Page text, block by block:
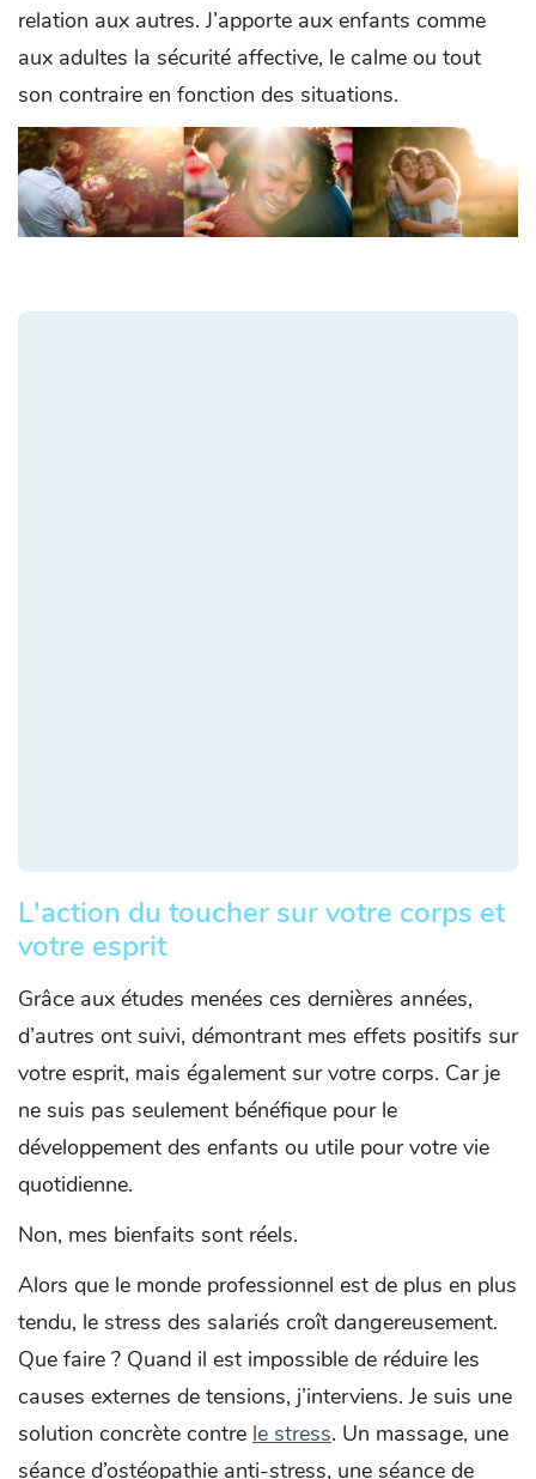
relation aux autres. J’apporte aux enfants comme
aux adultes la sécurité affective, le calme ou tout
son contraire en fonction des situations.
L'action du toucher sur votre corps et
votre esprit
Grâce aux études menées ces dernières années,
d’autres ont suivi, démontrant mes effets positifs sur
votre esprit, mais également sur votre corps. Car je
ne suis pas seulement bénéfique pour le
développement des enfants ou utile pour votre vie
quotidienne.
Non, mes bienfaits sont réels.
Alors que le monde professionnel est de plus en plus
tendu, le stress des salariés croît dangereusement.
Que faire ? Quand il est impossible de réduire les
causes externes de tensions, j’interviens. Je suis une
solution concrète contre le stress. Un massage, une
séance d’ostéopathie anti-stress, une séance de